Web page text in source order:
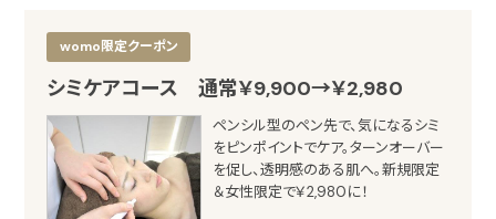
womo限定クーポン
シミケアコース 通常￥9,900→￥2,980
ペンシル型のペン先で、気になるシミ
をピンポイントでケア。ターンオーバー
を促し、透明感のある肌へ。新規限定
＆女性限定で￥2,980に！